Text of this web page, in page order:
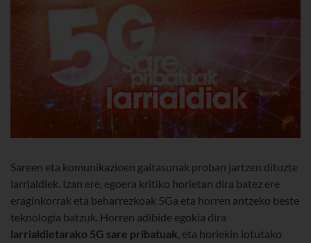
Sareen eta komunikazioen gaitasunak proban jartzen dituzte
larrialdiek. Izan ere, egoera kritiko horietan dira batez ere
eraginkorrak eta beharrezkoak 5Ga eta horren antzeko beste
teknologia batzuk. Horren adibide egokia dira
larrialdietarako 5G sare pribatuak, eta horiekin lotutako